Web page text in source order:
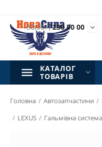
+38(067)230 50 00 
КАТАЛОГ
ТОВАРІВ
Головна / Автозапчастини /
/ LEXUS / Гальмівна система